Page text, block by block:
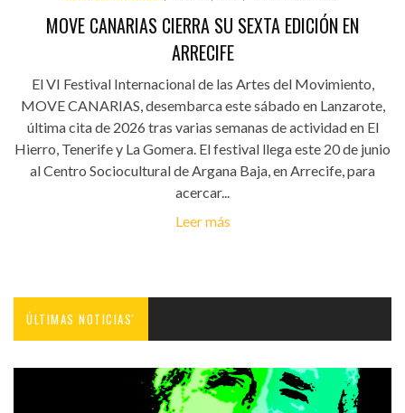
MOVE CANARIAS CIERRA SU SEXTA EDICIÓN EN
ARRECIFE
El VI Festival Internacional de las Artes del Movimiento,
MOVE CANARIAS, desembarca este sábado en Lanzarote,
última cita de 2026 tras varias semanas de actividad en El
Hierro, Tenerife y La Gomera. El festival llega este 20 de junio
al Centro Sociocultural de Argana Baja, en Arrecife, para
acercar...
Leer más
ÚLTIMAS NOTICIAS'